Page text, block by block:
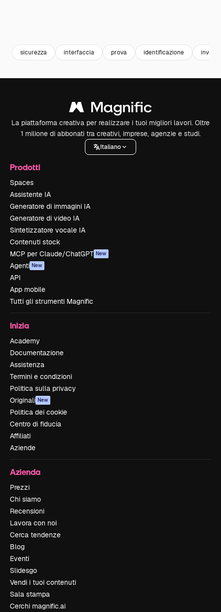
sicurezza interfaccia prova identificazione
La piattaforma creativa per realizzare i tuoi migliori lavori. Oltre
1 milione di abbonati tra creativi, imprese, agenzie e studi.
Italiano
Prodotti
Spaces
Assistente IA
Generatore di immagini IA
Generatore di video IA
Sintetizzatore vocale IA
Contenuti stock
MCP per Claude/ChatGPT New
Agenti New
API
App mobile
Tutti gli strumenti Magnific
Inizia
Academy
Documentazione
Assistenza
Termini e condizioni
Politica sulla privacy
Originali New
Politica dei cookie
Centro di fiducia
Affiliati
Aziende
Azienda
Prezzi
Chi siamo
Recensioni
Lavora con noi
Cerca tendenze
Blog
Eventi
Slidesgo
Vendi i tuoi contenuti
Sala stampa
Cerchi magnific.ai